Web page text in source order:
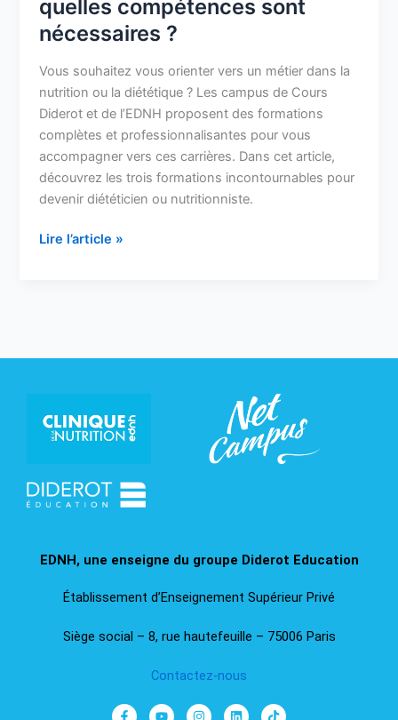
quelles compétences sont
nécessaires ?
Vous souhaitez vous orienter vers un métier dans la
nutrition ou la diététique ? Les campus de Cours
Diderot et de l’EDNH proposent des formations
complètes et professionnalisantes pour vous
accompagner vers ces carrières. Dans cet article,
découvrez les trois formations incontournables pour
devenir diététicien ou nutritionniste.
de
la
diététique
quelles
compétences
nécessaires
?
Lire l’article »
EDNH, une enseigne du groupe Diderot Education​
Établissement d’Enseignement Supérieur Privé
Siège social – 8, rue hautefeuille – 75006 Paris
Contactez-nous
F
Y
I
L
T